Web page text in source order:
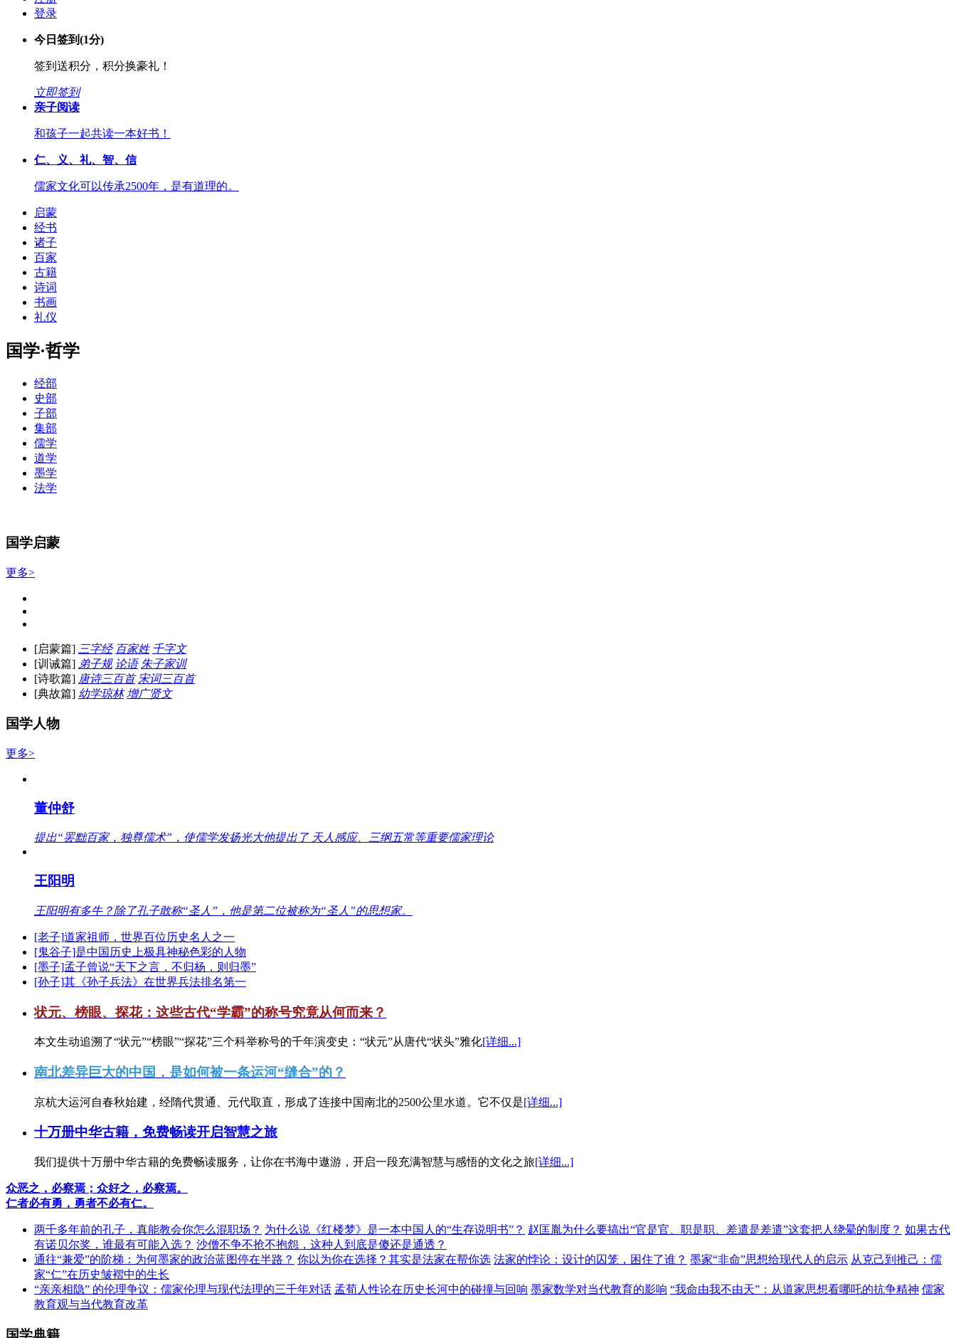
登录
今日签到(1分)
签到送积分，积分换豪礼！
立即签到
亲子阅读
和孩子一起共读一本好书！
仁、义、礼、智、信
儒家文化可以传承2500年，是有道理的。
启蒙
经书
诸子
百家
古籍
诗词
书画
礼仪
国学·哲学
经部
史部
子部
集部
儒学
道学
墨学
法学
国学启蒙
更多>
[启蒙篇] 三字经 百家姓 千字文
[训诫篇] 弟子规 论语 朱子家训
[诗歌篇] 唐诗三百首 宋词三百首
[典故篇] 幼学琼林 增广贤文
国学人物
更多>
董仲舒
提出“罢黜百家，独尊儒术”，使儒学发扬光大他提出了 天人感应、三纲五常等重要儒家理论
王阳明
王阳明有多牛？除了孔子敢称“圣人”，他是第二位被称为“圣人”的思想家。
[老子]道家祖师，世界百位历史名人之一
[鬼谷子]是中国历史上极具神秘色彩的人物
[墨子]孟子曾说“天下之言，不归杨，则归墨”
[孙子]其《孙子兵法》在世界兵法排名第一
状元、榜眼、探花：这些古代“学霸”的称号究竟从何而来？
本文生动追溯了“状元”“榜眼”“探花”三个科举称号的千年演变史：“状元”从唐代“状头”雅化[详细...]
南北差异巨大的中国，是如何被一条运河“缝合”的？
京杭大运河自春秋始建，经隋代贯通、元代取直，形成了连接中国南北的2500公里水道。它不仅是[详细...]
十万册中华古籍，免费畅读开启智慧之旅
我们提供十万册中华古籍的免费畅读服务，让你在书海中遨游，开启一段充满智慧与感悟的文化之旅[详细...]
众恶之，必察焉；众好之，必察焉。
仁者必有勇，勇者不必有仁。
两千多年前的孔子，真能教会你怎么混职场？ 为什么说《红楼梦》是一本中国人的“生存说明书”？ 赵匡胤为什么要搞出“官是官、职是职、差遣是差遣”这套把人绕晕的制度？ 如果古代
有诺贝尔奖，谁最有可能入选？ 沙僧不争不抢不抱怨，这种人到底是傻还是通透？
通往“兼爱”的阶梯：为何墨家的政治蓝图停在半路？ 你以为你在选择？其实是法家在帮你选 法家的悖论：设计的囚笼，困住了谁？ 墨家“非命”思想给现代人的启示 从克己到推己：儒
家“仁”在历史皱褶中的生长
“亲亲相隐” 的伦理争议：儒家伦理与现代法理的三千年对话 孟荀人性论在历史长河中的碰撞与回响 墨家数学对当代教育的影响 “我命由我不由天”：从道家思想看哪吒的抗争精神 儒家
教育观与当代教育改革
国学典籍